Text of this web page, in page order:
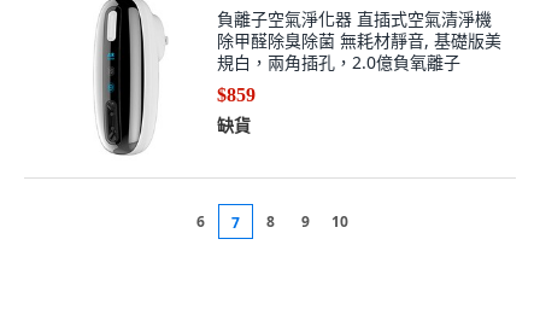
負離子空氣淨化器 直插式空氣清淨機
除甲醛除臭除菌 無耗材靜音, 基礎版美
規白，兩角插孔，2.0億負氧離子
$859
缺貨
6 7 8 9 10